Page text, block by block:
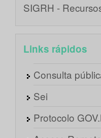
SIGRH -
Links rápidos
Consulta
Sei
Protocolo